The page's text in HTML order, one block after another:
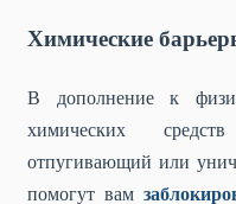
Химические
В дополнение к
химических
отпугивающий или
помогут вам